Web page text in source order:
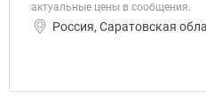
актуальные цены в сообщения.
Россия, Саратовская